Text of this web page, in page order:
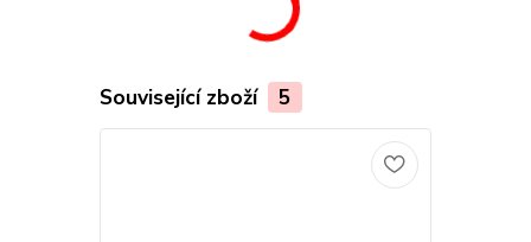
Související zboží 5